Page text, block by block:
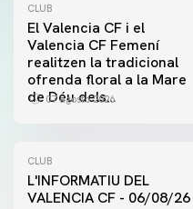
CLUB
El Valencia CF i el
Valencia CF Femení
realitzen la tradicional
ofrenda floral a la Mare
de Déu dels
07 agosto 2026
CLUB
L'INFORMATIU DEL
VALENCIA CF - 06/08/26